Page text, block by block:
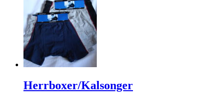
Herrboxer/Kalsonger